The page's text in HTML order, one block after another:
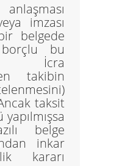
imzası
belgede
bu
İcra
takibin
taksit
belge
inkar
kararı